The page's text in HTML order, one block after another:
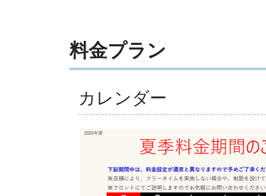
料金プラン
カレンダー